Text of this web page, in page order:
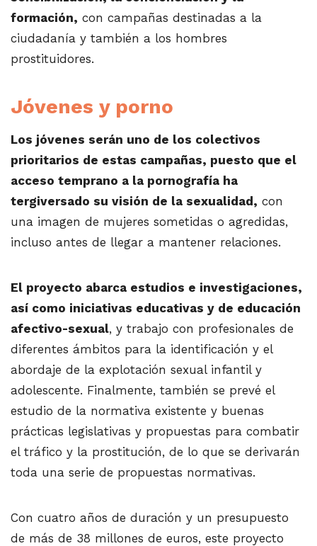
formación, con campañas destinadas a la
ciudadanía y también a los hombres
prostituidores.
Jóvenes y porno
Los jóvenes serán uno de los colectivos
prioritarios de estas campañas, puesto que el
acceso temprano a la pornografía ha
tergiversado su visión de la sexualidad, con
una imagen de mujeres sometidas o agredidas,
incluso antes de llegar a mantener relaciones.
El proyecto abarca estudios e investigaciones,
así como iniciativas educativas y de educación
afectivo-sexual, y trabajo con profesionales de
diferentes ámbitos para la identificación y el
abordaje de la explotación sexual infantil y
adolescente. Finalmente, también se prevé el
estudio de la normativa existente y buenas
prácticas legislativas y propuestas para combatir
el tráfico y la prostitución, de lo que se derivarán
toda una serie de propuestas normativas.
Con cuatro años de duración y un presupuesto
de más de 38 millones de euros, este proyecto